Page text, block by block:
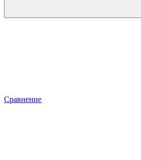
Сравнение